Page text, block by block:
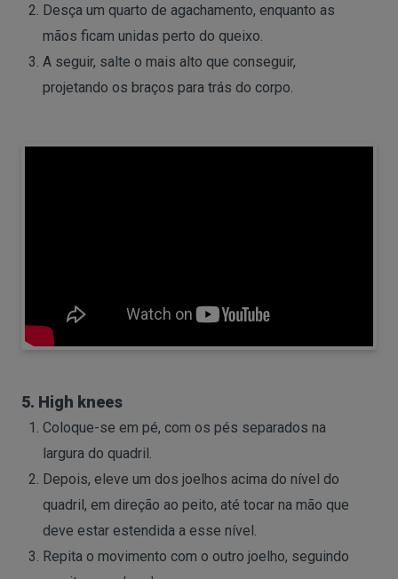
Desça um quarto de agachamento, enquanto as
mãos ficam unidas perto do queixo.
A seguir, salte o mais alto que conseguir,
projetando os braços para trás do corpo.
5. High knees
Coloque-se em pé, com os pés separados na
largura do quadril.
Depois, eleve um dos joelhos acima do nível do
quadril, em direção ao peito, até tocar na mão que
deve estar estendida a esse nível.
Repita o movimento com o outro joelho, seguindo